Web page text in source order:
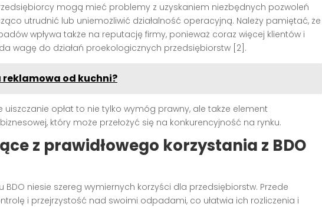
mogą mieć problemy z uzyskaniem niezbędnych pozwoleń
utrudnić lub uniemożliwić działalność operacyjną. Należy pamiętać, że
wpływa także na reputację firmy, ponieważ coraz więcej klientów i
wagę do działań proekologicznych przedsiębiorstw [2].
od kuchni?
opłat to nie tylko wymóg prawny, ale także element
który może przełożyć się na konkurencyjność na rynku.
z prawidłowego korzystania z BDO
BDO niesie szereg wymiernych korzyści dla przedsiębiorstw. Przede
i przejrzystość nad swoimi odpadami, co ułatwia ich rozliczenia i